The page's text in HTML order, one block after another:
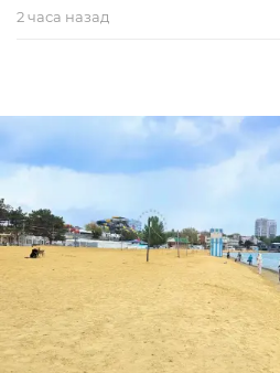
2 часа назад